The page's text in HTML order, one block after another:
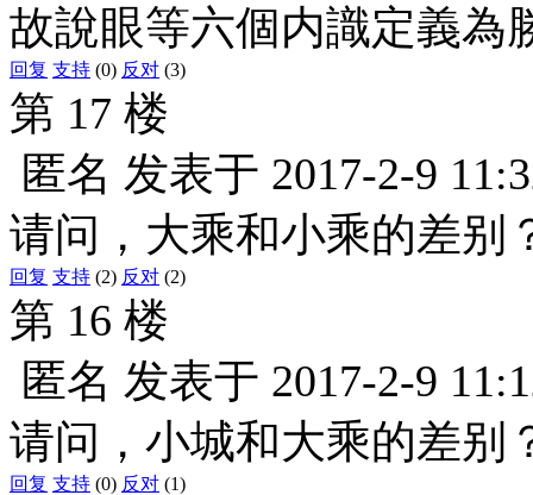
故說眼等六個内識定義為
回复 支持 (0) 反对 (3)
第 17 楼
匿名 发表于 2017-2-9
请问，大乘和小乘的差别
回复 支持 (2) 反对 (2)
第 16 楼
匿名 发表于 2017-2-9
请问，小城和大乘的差别
回复 支持 (0) 反对 (1)